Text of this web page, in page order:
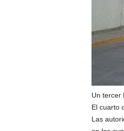
Un tercer
El cuarto
Las